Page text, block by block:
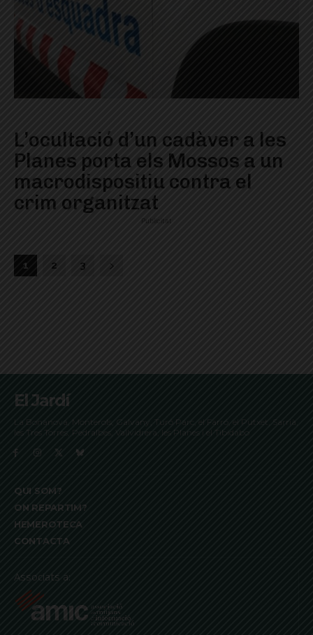
L’ocultació d’un cadàver a les
Planes porta els Mossos a un
macrodispositiu contra el
crim organitzat
Publicitat
1 2 3
El Jardí
La Bonanova, Monterols, Galvany, Turó Parc, el Farró, el Putxet, Sarrià,
les Tres Torres, Pedralbes, Vallvidrera, les Planes i el Tibidabo
QUI SOM?
ON REPARTIM?
HEMEROTECA
CONTACTA
Associats a: